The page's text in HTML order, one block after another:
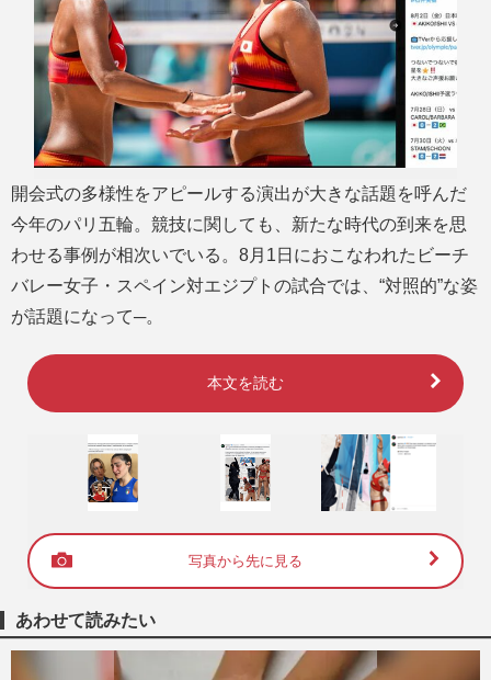
開会式の多様性をアピールする演出が大きな話題を呼んだ
今年のパリ五輪。競技に関しても、新たな時代の到来を思
わせる事例が相次いでいる。8月1日におこなわれたビーチ
バレー女子・スペイン対エジプトの試合では、“対照的”な姿
が話題になって─。
本文を読む
写真から先に見る
あわせて読みたい